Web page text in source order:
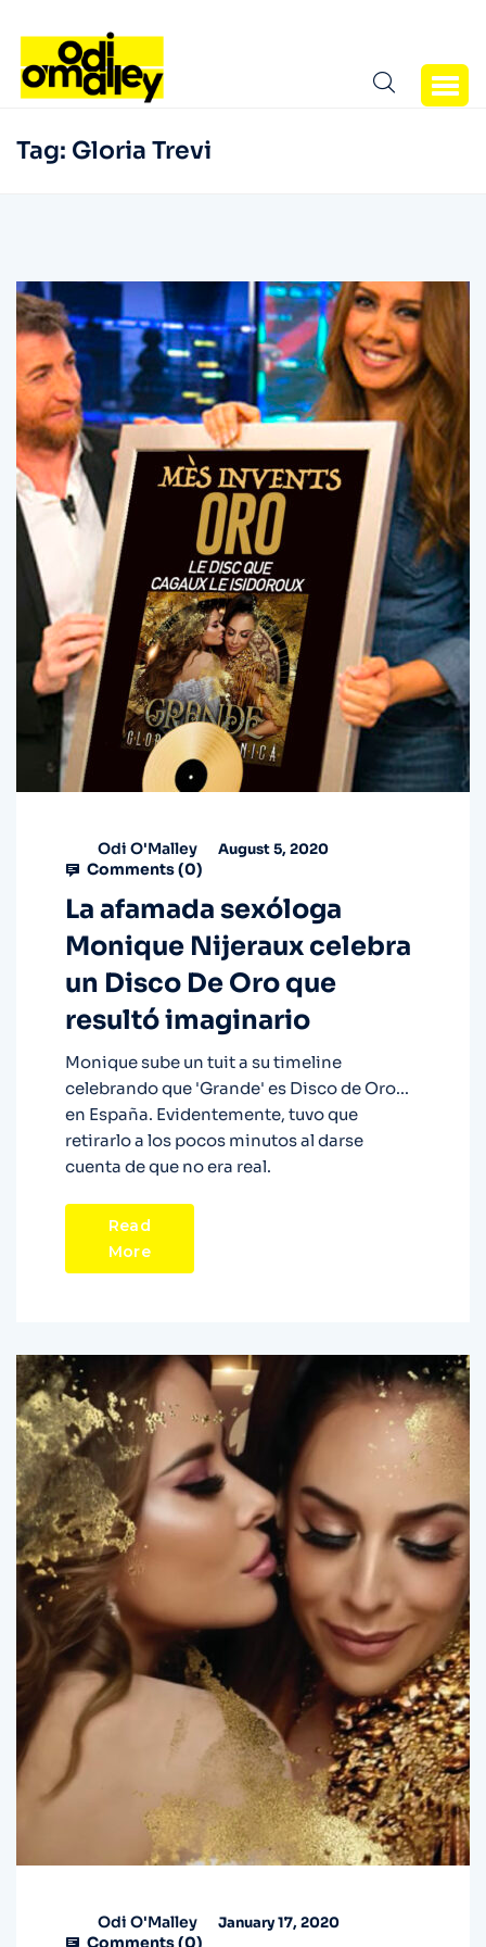
Tag: Gloria Trevi
Odi O'Malley August 5, 2020
Comments (0)
La afamada sexóloga
Monique Nijeraux celebra
un Disco De Oro que
resultó imaginario
Monique sube un tuit a su timeline
celebrando que 'Grande' es Disco de Oro...
en España. Evidentemente, tuvo que
retirarlo a los pocos minutos al darse
cuenta de que no era real.
Read
More
Odi O'Malley January 17, 2020
Comments (0)